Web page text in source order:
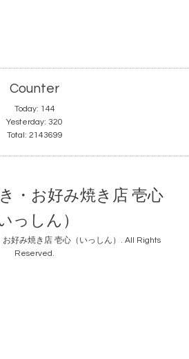
Counter
Today: 144
Yesterday: 320
Total: 2143699
・お好み焼き店 壱心
っしん）
好み焼き店 壱心（いっしん） . All Rights
Reserved.